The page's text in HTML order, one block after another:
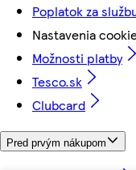
Poplatok za
Nastavenia
Možnosti platby
Tesco.sk
Clubcard
Pred prvým nákupom